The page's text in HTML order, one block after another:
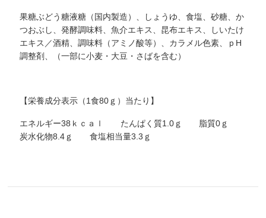
果糖ぶどう糖液糖（国内製造）、しょうゆ、食塩、砂糖、か
つおぶし、発酵調味料、魚介エキス、昆布エキス、しいたけ
エキス／酒精、調味料（アミノ酸等）、カラメル色素、ｐH
調整剤、（一部に小麦・大豆・さばを含む）
【栄養成分表示（1食80ｇ）当たり】
エネルギー38ｋｃａｌ たんぱく質1.0ｇ 脂質0ｇ
炭水化物8.4ｇ 食塩相当量3.3ｇ